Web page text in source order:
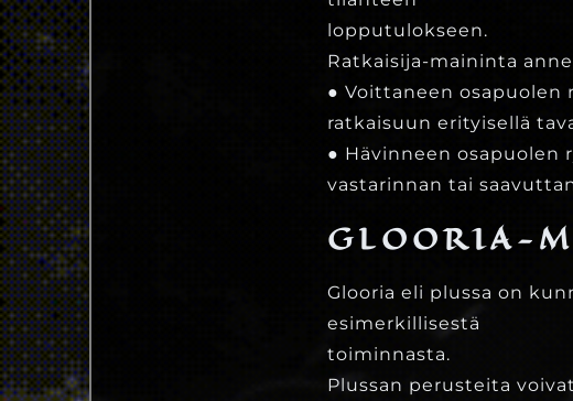
lopputulokseen.
Ratkaisija-maininta
● Voittaneen
ratkaisuun erityisellä
● Hävinneen osapuolen
vastarinnan tai
GLOORIA-
Glooria eli plussa on
esimerkillisestä
toiminnasta.
Plussan perusteita